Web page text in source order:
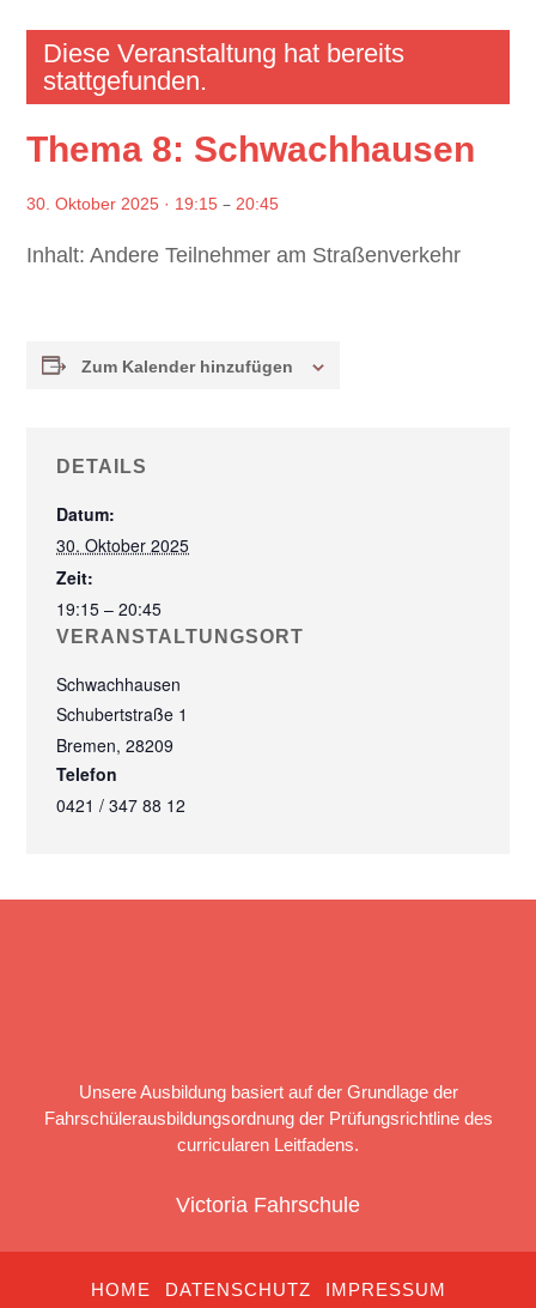
Diese Veranstaltung hat bereits
stattgefunden.
Thema 8: Schwachhausen
30. Oktober 2025 · 19:15 – 20:45
Inhalt: Andere Teilnehmer am Straßenverkehr
Zum Kalender hinzufügen
DETAILS
Datum:
30. Oktober 2025
Zeit:
19:15 – 20:45
VERANSTALTUNGSORT
Schwachhausen
Schubertstraße 1
Bremen, 28209
Telefon
0421 / 347 88 12
Unsere Ausbildung basiert auf der Grundlage der
Fahrschülerausbildungsordnung der Prüfungsrichtline des
curricularen Leitfadens.
Victoria Fahrschule
HOME DATENSCHUTZ IMPRESSUM